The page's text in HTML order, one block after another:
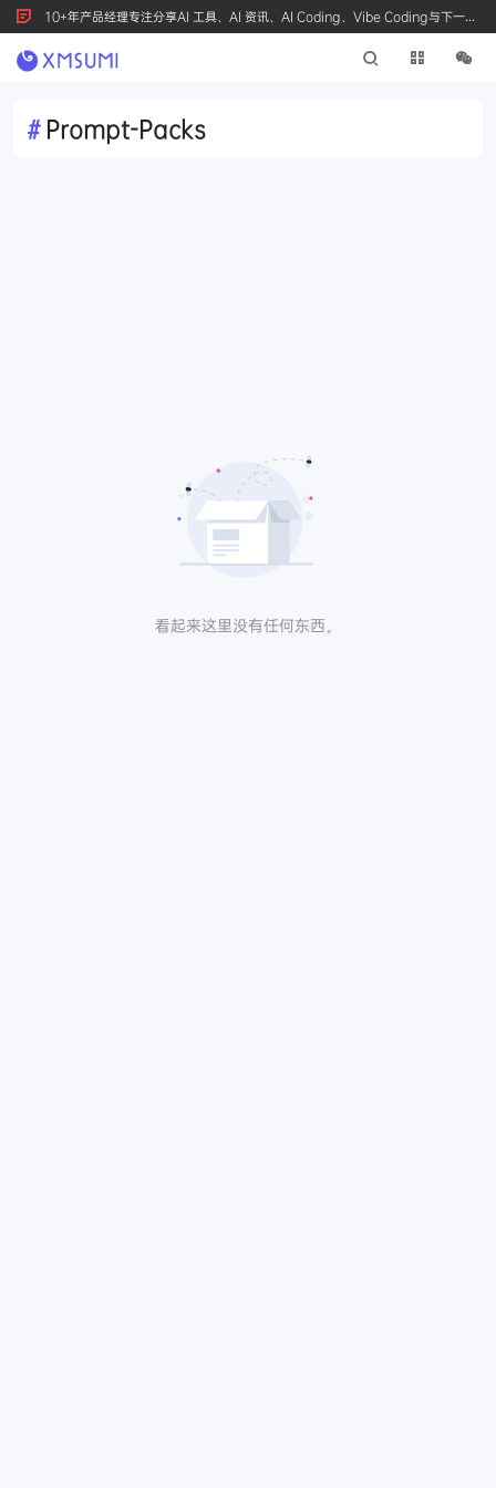
10+年产品经理专注分享AI 工具、AI 资讯、AI Coding、Vibe Coding与下一代
产品创新，按 Ctrl+D 收藏我们
# Prompt-Packs
看起来这里没有任何东西。